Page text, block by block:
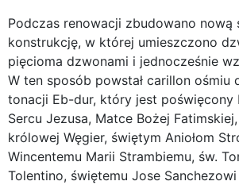
Podczas renowacji zbudowano nową
konstrukcję, w której umieszczono
pięcioma dzwonami i jednocześnie
W ten sposób powstał carillon ośmiu
tonacji Eb-dur, który jest poświęcony
Sercu Jezusa, Matce Bożej
królowej Węgier, świętym Aniołom
Wincentemu Marii Strambiemu, św.
Tolentino, świętemu Jose